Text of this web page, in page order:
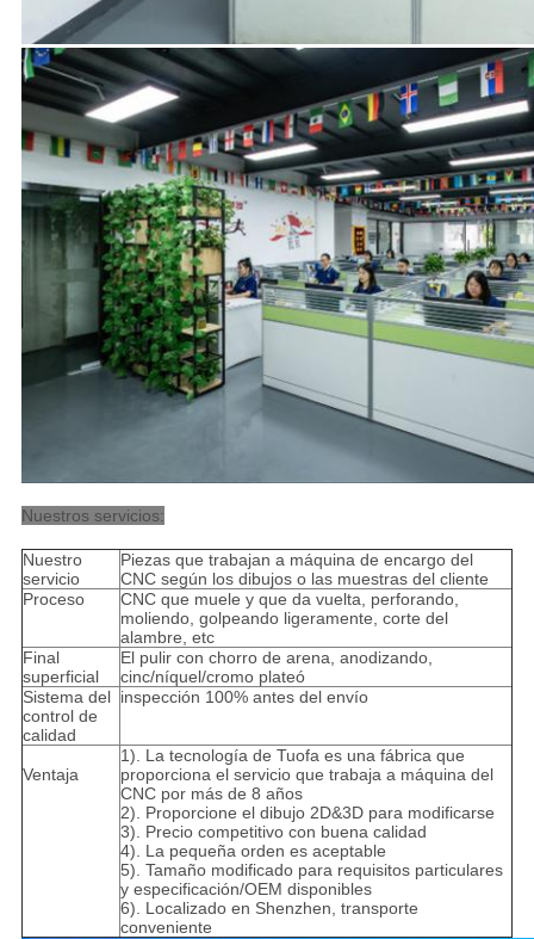
Nuestros servicios:
Nuestro
servicio
Piezas que trabajan a máquina de encargo del
CNC según los dibujos o las muestras del cliente
Proceso
CNC que muele y que da vuelta, perforando,
moliendo, golpeando ligeramente, corte del
alambre, etc
Final
superficial
El pulir con chorro de arena, anodizando,
cinc/níquel/cromo plateó
Sistema del
control de
calidad
inspección 100% antes del envío
Ventaja
1). La tecnología de Tuofa es una fábrica que
proporciona el servicio que trabaja a máquina del
CNC por más de 8 años
2). Proporcione el dibujo 2D&3D para modificarse
3). Precio competitivo con buena calidad
4). La pequeña orden es aceptable
5). Tamaño modificado para requisitos particulares
y especificación/OEM disponibles
6). Localizado en Shenzhen, transporte
conveniente